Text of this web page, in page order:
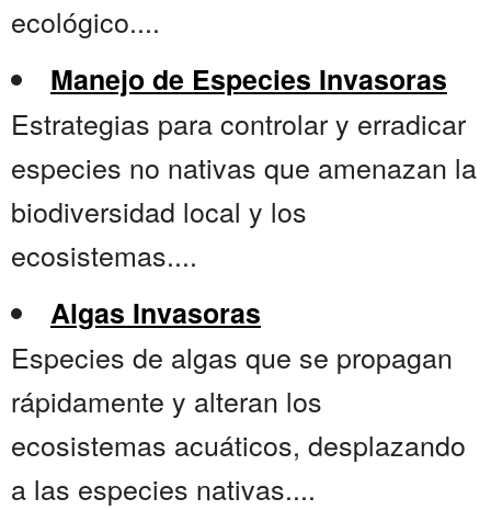
ecológico....
Manejo de Especies Invasoras
Estrategias para controlar y erradicar
especies no nativas que amenazan la
biodiversidad local y los
ecosistemas....
Algas Invasoras
Especies de algas que se propagan
rápidamente y alteran los
ecosistemas acuáticos, desplazando
a las especies nativas....